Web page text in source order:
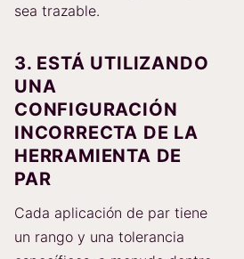
sea trazable.
3. ESTÁ UTILIZANDO
UNA
CONFIGURACIÓN
INCORRECTA DE LA
HERRAMIENTA DE
PAR
Cada aplicación de par tiene
un rango y una tolerancia